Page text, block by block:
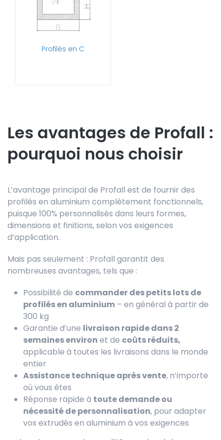
Profilés en C
Les avantages de Profall :
pourquoi nous choisir
L’avantage principal de Profall est de fournir des
profilés en aluminium complètement fonctionnels,
puisque 100% personnalisés dans leurs formes,
dimensions et finitions, selon vos exigences
d’application.
Mais pas seulement : Profall garantit des
nombreuses avantages, tels que :
Possibilité de commander des petits lots de
profilés en aluminium – en général à partir de
300 kg
Garantie d’une livraison rapide dans 2
semaines environ et de coûts réduits,
applicable à toutes les livraisons dans le monde
entier
Assistance technique après vente, n’importe
où vous êtes
Réponse rapide à toute demande ou
nécessité de personnalisation, pour adapter
vos extrudés en aluminium à vos exigences